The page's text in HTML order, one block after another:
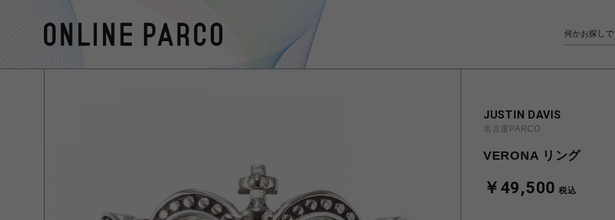
JUSTIN DAVIS
名古屋PARCO
VERONA リング
￥49,500 税込